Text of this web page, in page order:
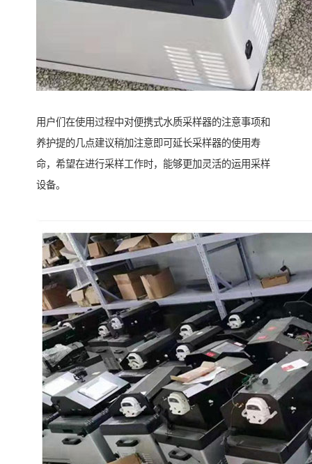
用户们在使用过程中对便携式水质采样器的注意事项和
养护提的几点建议稍加注意即可延长采样器的使用寿
命，希望在进行采样工作时，能够更加灵活的运用采样
设备。